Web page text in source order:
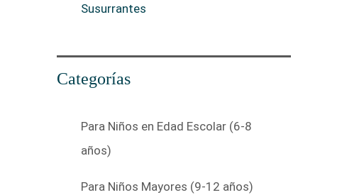
Susurrantes
Categorías
Para Niños en Edad Escolar (6-8
años)
Para Niños Mayores (9-12 años)